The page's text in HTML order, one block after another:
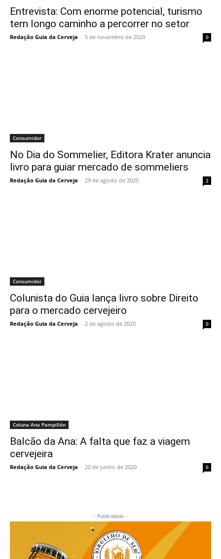
Entrevista: Com enorme potencial, turismo
tem longo caminho a percorrer no setor
Redação Guia da Cerveja - 5 de novembro de 2020 0
Consumidor
No Dia do Sommelier, Editora Krater anuncia
livro para guiar mercado de sommeliers
Redação Guia da Cerveja - 29 de agosto de 2020 2
Consumidor
Colunista do Guia lança livro sobre Direito
para o mercado cervejeiro
Redação Guia da Cerveja - 2 de agosto de 2020 0
Coluna Ana Pampillón
Balcão da Ana: A falta que faz a viagem
cervejeira
Redação Guia da Cerveja - 20 de junho de 2020 0
- Publicidade -